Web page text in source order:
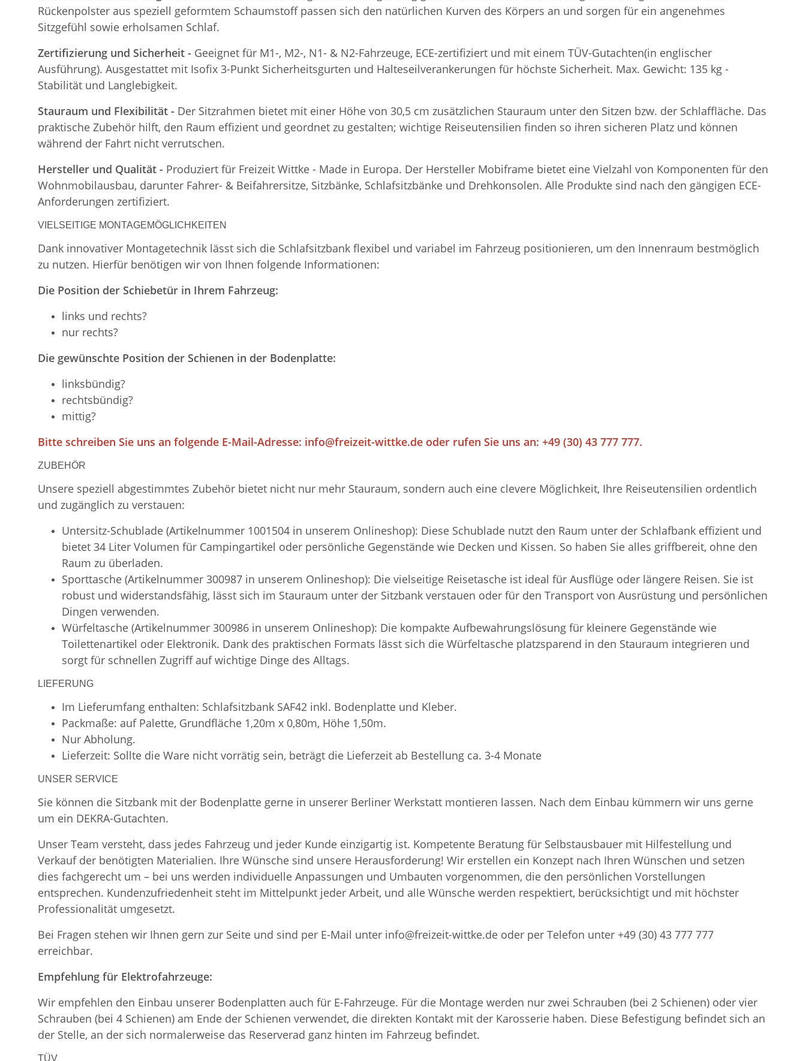
Rückenpolster aus speziell geformtem Schaumstoff passen sich den natürlichen Kurven des Körpers an und sorgen für ein angenehmes
Sitzgefühl sowie erholsamen Schlaf.
Zertifizierung und Sicherheit - Geeignet für M1-, M2-, N1- & N2-Fahrzeuge, ECE-zertifiziert und mit einem TÜV-Gutachten(in englischer
Ausführung). Ausgestattet mit Isofix 3-Punkt Sicherheitsgurten und Halteseilverankerungen für höchste Sicherheit. Max. Gewicht: 135 kg -
Stabilität und Langlebigkeit.
Stauraum und Flexibilität - Der Sitzrahmen bietet mit einer Höhe von 30,5 cm zusätzlichen Stauraum unter den Sitzen bzw. der Schlaffläche. Das
praktische Zubehör hilft, den Raum effizient und geordnet zu gestalten; wichtige Reiseutensilien finden so ihren sicheren Platz und können
während der Fahrt nicht verrutschen.
Hersteller und Qualität - Produziert für Freizeit Wittke - Made in Europa. Der Hersteller Mobiframe bietet eine Vielzahl von Komponenten für den
Wohnmobilausbau, darunter Fahrer- & Beifahrersitze, Sitzbänke, Schlafsitzbänke und Drehkonsolen. Alle Produkte sind nach den gängigen ECE-
Anforderungen zertifiziert.
VIELSEITIGE MONTAGEMÖGLICHKEITEN
Dank innovativer Montagetechnik lässt sich die Schlafsitzbank flexibel und variabel im Fahrzeug positionieren, um den Innenraum bestmöglich
zu nutzen. Hierfür benötigen wir von Ihnen folgende Informationen:
Die Position der Schiebetür in Ihrem Fahrzeug:
links und rechts?
nur rechts?
Die gewünschte Position der Schienen in der Bodenplatte:
linksbündig?
rechtsbündig?
mittig?
Bitte schreiben Sie uns an folgende E-Mail-Adresse: info@freizeit-wittke.de oder rufen Sie uns an: +49 (30) 43 777 777.
ZUBEHÖR
Unsere speziell abgestimmtes Zubehör bietet nicht nur mehr Stauraum, sondern auch eine clevere Möglichkeit, Ihre Reiseutensilien ordentlich
und zugänglich zu verstauen:
Untersitz-Schublade (Artikelnummer 1001504 in unserem Onlineshop): Diese Schublade nutzt den Raum unter der Schlafbank effizient und
bietet 34 Liter Volumen für Campingartikel oder persönliche Gegenstände wie Decken und Kissen. So haben Sie alles griffbereit, ohne den
Raum zu überladen.
Sporttasche (Artikelnummer 300987 in unserem Onlineshop): Die vielseitige Reisetasche ist ideal für Ausflüge oder längere Reisen. Sie ist
robust und widerstandsfähig, lässt sich im Stauraum unter der Sitzbank verstauen oder für den Transport von Ausrüstung und persönlichen
Dingen verwenden.
Würfeltasche (Artikelnummer 300986 in unserem Onlineshop): Die kompakte Aufbewahrungslösung für kleinere Gegenstände wie
Toilettenartikel oder Elektronik. Dank des praktischen Formats lässt sich die Würfeltasche platzsparend in den Stauraum integrieren und
sorgt für schnellen Zugriff auf wichtige Dinge des Alltags.
LIEFERUNG
Im Lieferumfang enthalten: Schlafsitzbank SAF42 inkl. Bodenplatte und Kleber.
Packmaße: auf Palette, Grundfläche 1,20m x 0,80m, Höhe 1,50m.
Nur Abholung.
Lieferzeit: Sollte die Ware nicht vorrätig sein, beträgt die Lieferzeit ab Bestellung ca. 3-4 Monate
UNSER SERVICE
Sie können die Sitzbank mit der Bodenplatte gerne in unserer Berliner Werkstatt montieren lassen. Nach dem Einbau kümmern wir uns gerne
um ein DEKRA-Gutachten.
Unser Team versteht, dass jedes Fahrzeug und jeder Kunde einzigartig ist. Kompetente Beratung für Selbstausbauer mit Hilfestellung und
Verkauf der benötigten Materialien. Ihre Wünsche sind unsere Herausforderung! Wir erstellen ein Konzept nach Ihren Wünschen und setzen
dies fachgerecht um – bei uns werden individuelle Anpassungen und Umbauten vorgenommen, die den persönlichen Vorstellungen
entsprechen. Kundenzufriedenheit steht im Mittelpunkt jeder Arbeit, und alle Wünsche werden respektiert, berücksichtigt und mit höchster
Professionalität umgesetzt.
Bei Fragen stehen wir Ihnen gern zur Seite und sind per E-Mail unter info@freizeit-wittke.de oder per Telefon unter +49 (30) 43 777 777
erreichbar.
Empfehlung für Elektrofahrzeuge:
Wir empfehlen den Einbau unserer Bodenplatten auch für E-Fahrzeuge. Für die Montage werden nur zwei Schrauben (bei 2 Schienen) oder vier
Schrauben (bei 4 Schienen) am Ende der Schienen verwendet, die direkten Kontakt mit der Karosserie haben. Diese Befestigung befindet sich an
der Stelle, an der sich normalerweise das Reserverad ganz hinten im Fahrzeug befindet.
TÜV